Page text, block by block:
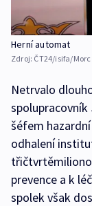
Herní automat
Zdroj: ČT24/isifa/Morc
Netrvalo
spolupracovník
šéfem
odhalení
prevence a k
spolek však